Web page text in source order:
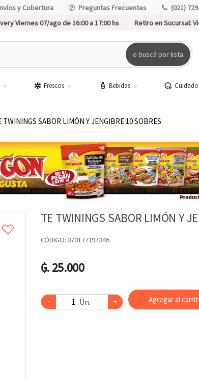
y Cobertura Preguntas Frecuentes (021)
Viernes 07/ago de 16:00 a 17:00 hs Retiro en Sucursal:
o buscá por lista
Frescos Bebidas
TWININGS SABOR LIMÓN Y JENGIBRE 10 SOBRES
TE TWININGS SABOR LIMÓN Y
CÓDIGO:070177197346
₲. 25.000
- Un. + Agregar al